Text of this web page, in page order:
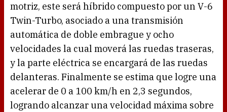
motriz, este será híbrido compuesto por un V-6
Twin-Turbo, asociado a una transmisión
automática de doble embrague y ocho
velocidades la cual moverá las ruedas traseras,
y la parte eléctrica se encargará de las ruedas
delanteras. Finalmente se estima que logre una
acelerar de 0 a 100 km/h en 2,3 segundos,
logrando alcanzar una velocidad máxima sobre